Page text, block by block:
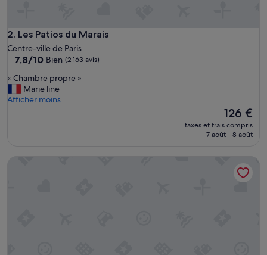
2. Les Patios du Marais
Les Patios du Marais
Centre-ville de Paris
7.8
10,
Bien,
(2 163 avis)
7,8/10 Bien (2 163 avis)
«
h
« Chambre propre »
Marie line
Afficher moins
Le
nouveau
prix
126 €
taxes et frais compris
7 août - 8 août